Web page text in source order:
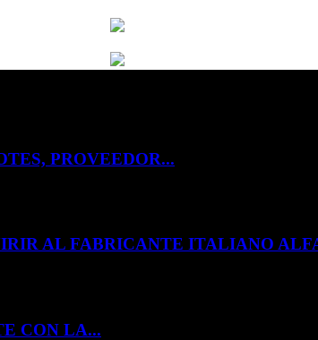
PROVEEDOR...
AL FABRICANTE ITALIANO
CON LA...